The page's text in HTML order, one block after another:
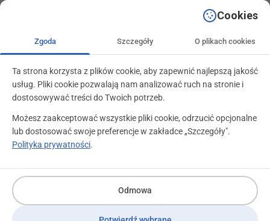
kontakt@programylojalnosciowe.pl
17 marca 2015
Cookies
Zgoda Szczegóły O plikach cookies
Ta strona korzysta z plików cookie, aby zapewnić najlepszą jakość
usług. Pliki cookie pozwalają nam analizować ruch na stronie i
dostosowywać treści do Twoich potrzeb.
Możesz zaakceptować wszystkie pliki cookie, odrzucić opcjonalne
lub dostosować swoje preferencje w zakładce „Szczegóły".
Polityka prywatności.
Odmowa